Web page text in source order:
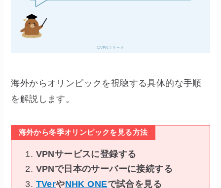
海外からオリンピックを視聴する具体的な手順
を解説します。
海外から冬季オリンピックを見る方法
VPNサービスに登録する
VPNで日本のサーバーに接続する
TVerやNHK ONEで試合を見る